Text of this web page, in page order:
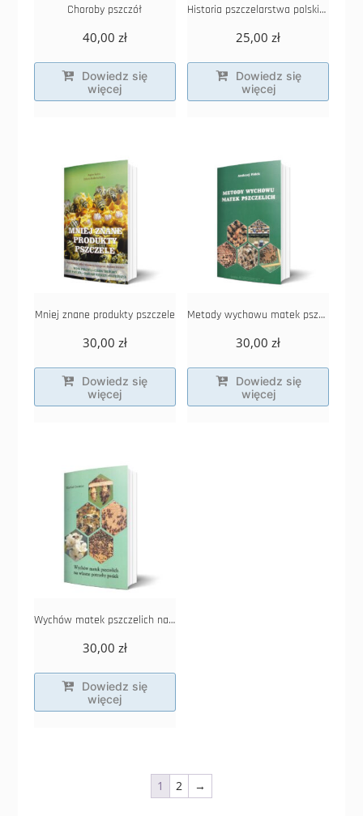
Choroby pszczół
40,00 zł
Dowiedz się
więcej
Historia pszczelarstwa polskiego w zarysie
25,00zł
Dowiedz się
więcej
Mniej znane produkty pszczele
30,00 zł
Dowiedz się
więcej
Metody wychowu matek pszczelich
30,00zł
Dowiedz się
więcej
Wychów matek pszczelich na własne potrzeby
30,00 zł
Dowiedz się
więcej
1 2 →